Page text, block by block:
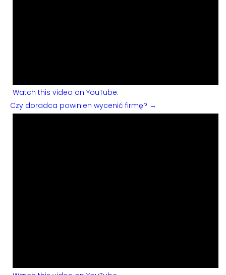
Watch this video on YouTube.
Czy doradca powinien wycenić firmę? →